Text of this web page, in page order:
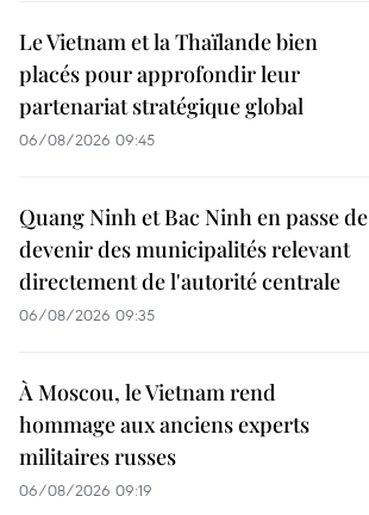
Le Vietnam et la Thaïlande bien
placés pour approfondir leur
partenariat stratégique global
06/08/2026 09:45
Quang Ninh et Bac Ninh en passe de
devenir des municipalités relevant
directement de l'autorité centrale
06/08/2026 09:35
À Moscou, le Vietnam rend
hommage aux anciens experts
militaires russes
06/08/2026 09:19